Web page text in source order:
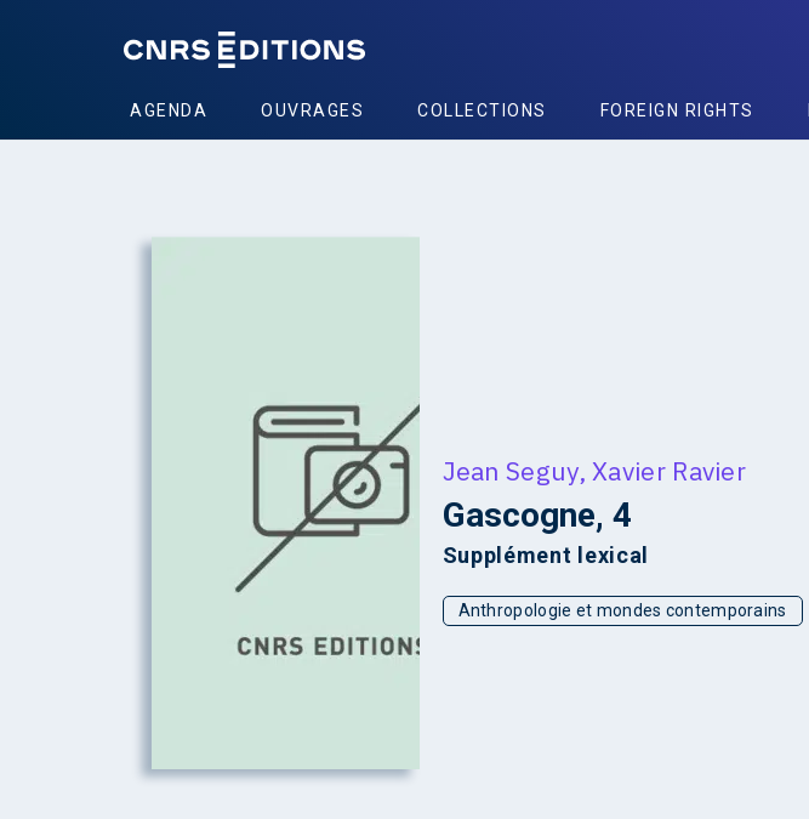
AGENDA OUVRAGES COLLECTIONS FOREIGN RIGHTS
Jean Seguy,Xavier Ravier
Gascogne, 4
Supplément lexical
Anthropologie et mondes contemporains